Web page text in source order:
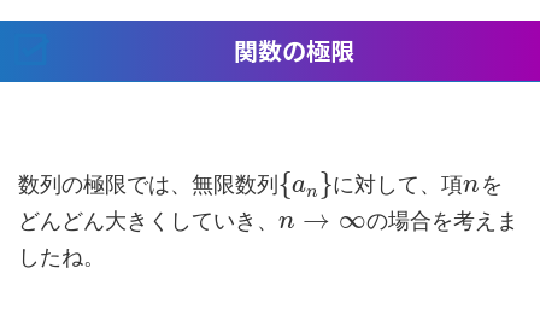
関数の極限
数列の極限では、無限数列 {an }に対して、項nを
どんどん大きくしていき、 n → ∞の場合を考えま
したね。